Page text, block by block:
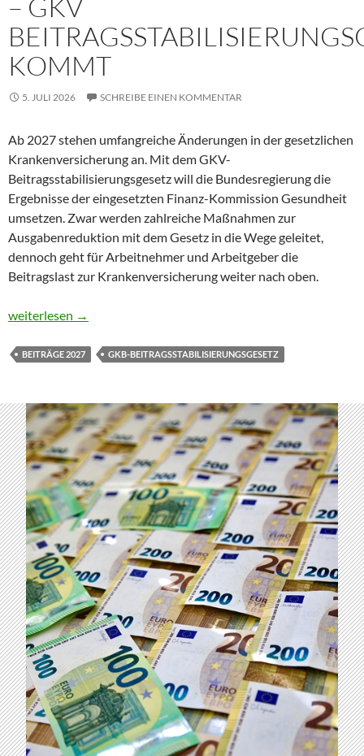
– GKV
KOMMT
5. JULI 2026 SCHREIBE EINEN KOMMENTAR
Ab 2027 stehen umfangreiche Änderungen in der gesetzlichen
Krankenversicherung an. Mit dem GKV-
Beitragsstabilisierungsgesetz will die Bundesregierung die
Ergebnisse der eingesetzten Finanz-Kommission Gesundheit
umsetzen. Zwar werden zahlreiche Maßnahmen zur
Ausgabenreduktion mit dem Gesetz in die Wege geleitet,
dennoch geht für Arbeitnehmer und Arbeitgeber die
Beitragslast zur Krankenversicherung weiter nach oben.
Lohnbüros aufgepasst – GKV Beitragsstabilisierungsgesetz
weiterlesen →
BEITRÄGE 2027 GKB-BEITRAGSSTABILISIERUNGSGESETZ